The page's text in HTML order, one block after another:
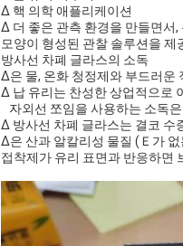
Δ 핵 의학 애플리케이션
Δ 더 좋은 관측 환경을 만들면서
모양이 형성된 관찰 솔루션을
방사선 차폐 글라스의 소독
Δ은 물, 온화 청정제와 부드러운
Δ 납 유리는 찬성한 상업적으로
자외선 쪼임을 사용하는 소독
Δ 방사선 차폐 글라스는 결코 수
Δ은 산과 알칼리성 물질 (Ｅ가
접착제가 유리 표면과 반응하면